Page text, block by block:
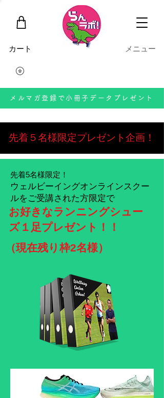
​カート ​メニュー
メルマガ登録で小冊子データプレゼント
先着５名様限定プレゼント企画！
先着5名様限定！
ウェルビーイングオンラインスクー
ルをご受講された方限定で
お好きなランニングシュー
ズ１足プレゼント！！
（現在残り枠2名様）